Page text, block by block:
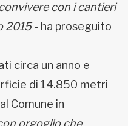
con i cantieri
2015- ha proseguito
circa un anno e
di 14.850 metri
Comune in
orgoglio che